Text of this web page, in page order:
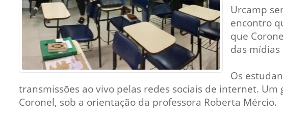
Laboratório de
NPJ (Núcleo de Prática
Jurídica) - Bagé,
Livramento, São
Alegrete
NPS - Núcleo de
em Saúde
Urcamp
encontro
que
das mídias
Os
transmissões ao vivo pelas redes sociais de internet.
Coronel, sob a orientação da professora Roberta Mércio.